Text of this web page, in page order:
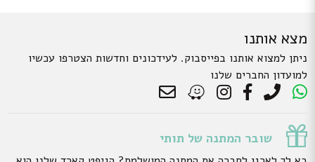
מצא אותנו
ניתן למצוא אותנו בפייסבוק. לעידכונים וחדשות הצטרפו עכשיו
למועדון החברים שלנו
שובר המתנה של תותי